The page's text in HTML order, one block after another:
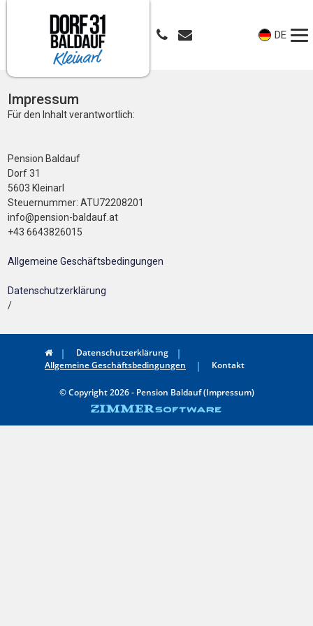
DE
Impressum
Für den Inhalt verantwortlich:
Pension Baldauf
Dorf 31
5603 Kleinarl
Steuernummer: ATU72208201
info@pension-baldauf.at
+43 6643826015
Allgemeine Geschäftsbedingungen
Datenschutzerklärung
/
Datenschutzerklärung
Allgemeine Geschäftsbedingungen
Kontakt
© Copyright 2026 - Pension Baldauf (Impressum)